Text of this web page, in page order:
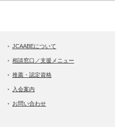
JCAABEについて
相談窓口／支援メニュー
推薦・認定資格
入会案内
お問い合わせ